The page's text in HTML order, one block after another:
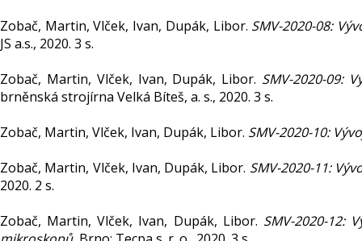
Zobač, Martin, Vlček, Ivan, Dupák, Libor. SMV-2020-08:
JS a.s., 2020. 3 s.
Zobač, Martin, Vlček, Ivan, Dupák, Libor. SMV-2020-09:
brněnská strojírna Velká Bíteš, a. s., 2020. 3 s.
Zobač, Martin, Vlček, Ivan, Dupák, Libor. SMV-2020-10:
Zobač, Martin, Vlček, Ivan, Dupák, Libor. SMV-2020-11:
2020. 2 s.
Zobač, Martin, Vlček, Ivan, Dupák, Libor. SMV-2020-12: